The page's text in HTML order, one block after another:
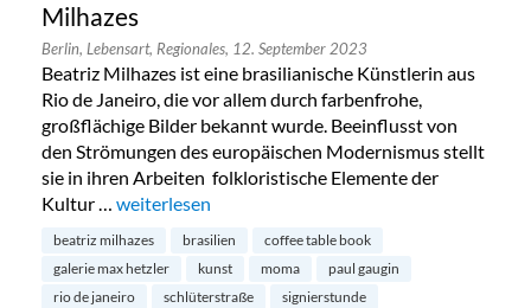
Milhazes
Berlin, Lebensart, Regionales, 12. September 2023
Beatriz Milhazes ist eine brasilianische Künstlerin aus
Rio de Janeiro, die vor allem durch farbenfrohe,
großflächige Bilder bekannt wurde. Beeinflusst von
den Strömungen des europäischen Modernismus stellt
sie in ihren Arbeiten folkloristische Elemente der
Kultur … „Einladung zur Signierstunde von Beatriz Milhazes“
weiterlesen
beatriz milhazes brasilien
coffee table book
galerie max hetzler
kunst moma
paul gaugin
rio de janeiro
schlüterstraße
signierstunde